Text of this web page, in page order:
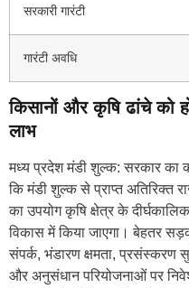
सरकारी गारंटी
गारंटी अवधि
किसानों और कृषि ढांचे को
लाभ
मध्य प्रदेश मंडी शुल्क: सरकार का
कि मंडी शुल्क से प्राप्त अतिरिक्त
का उपयोग कृषि क्षेत्र के दीर्घकालिक
विकास में किया जाएगा। बेहतर
संपर्क, भंडारण क्षमता, प्रसंस्करण
और अनुसंधान परियोजनाओं पर